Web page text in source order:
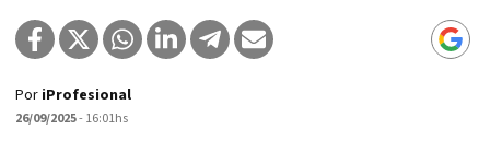
Por iProfesional
26/09/2025- 16:01hs